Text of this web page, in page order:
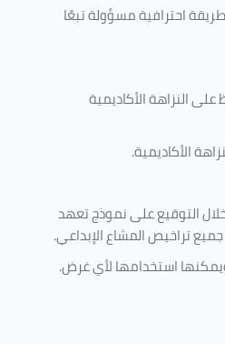
احترافية مسؤولة تبعًا
النزاهة الأكاديمية
الأكاديمية.
التوقيع على نموذج تعهد
تراخيص المشاع الإبداعي.
استخدامها لأي غرض.